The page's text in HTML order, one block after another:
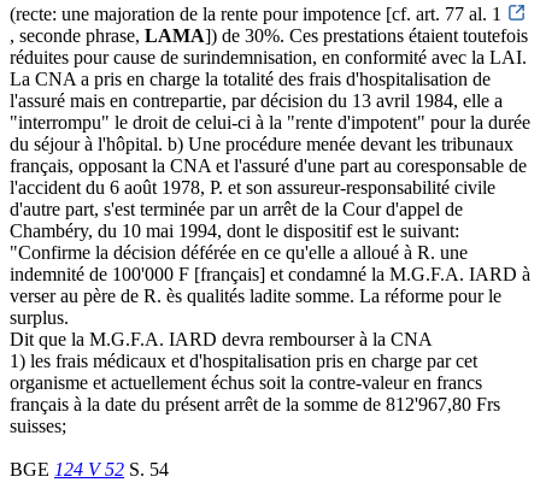
(recte: une majoration de la rente pour impotence [cf. art. 77 al. 1
, seconde phrase, LAMA]) de 30%. Ces prestations étaient toutefois
réduites pour cause de surindemnisation, en conformité avec la LAI.
La CNA a pris en charge la totalité des frais d'hospitalisation de
l'assuré mais en contrepartie, par décision du 13 avril 1984, elle a
"interrompu" le droit de celui-ci à la "rente d'impotent" pour la durée
du séjour à l'hôpital. b) Une procédure menée devant les tribunaux
français, opposant la CNA et l'assuré d'une part au coresponsable de
l'accident du 6 août 1978, P. et son assureur-responsabilité civile
d'autre part, s'est terminée par un arrêt de la Cour d'appel de
Chambéry, du 10 mai 1994, dont le dispositif est le suivant:
"Confirme la décision déférée en ce qu'elle a alloué à R. une
indemnité de 100'000 F [français] et condamné la M.G.F.A. IARD à
verser au père de R. ès qualités ladite somme. La réforme pour le
surplus.
Dit que la M.G.F.A. IARD devra rembourser à la CNA
1) les frais médicaux et d'hospitalisation pris en charge par cet
organisme et actuellement échus soit la contre-valeur en francs
français à la date du présent arrêt de la somme de 812'967,80 Frs
suisses;
BGE 124 V 52 S. 54